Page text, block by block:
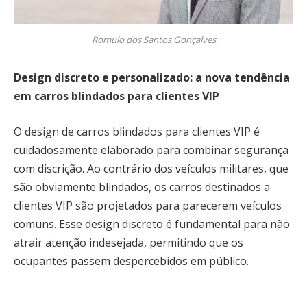
Romulo dos Santos Gonçalves
Design discreto e personalizado: a nova tendência
em carros blindados para clientes VIP
O design de carros blindados para clientes VIP é
cuidadosamente elaborado para combinar segurança
com discrição. Ao contrário dos veículos militares, que
são obviamente blindados, os carros destinados a
clientes VIP são projetados para parecerem veículos
comuns. Esse design discreto é fundamental para não
atrair atenção indesejada, permitindo que os
ocupantes passem despercebidos em público.